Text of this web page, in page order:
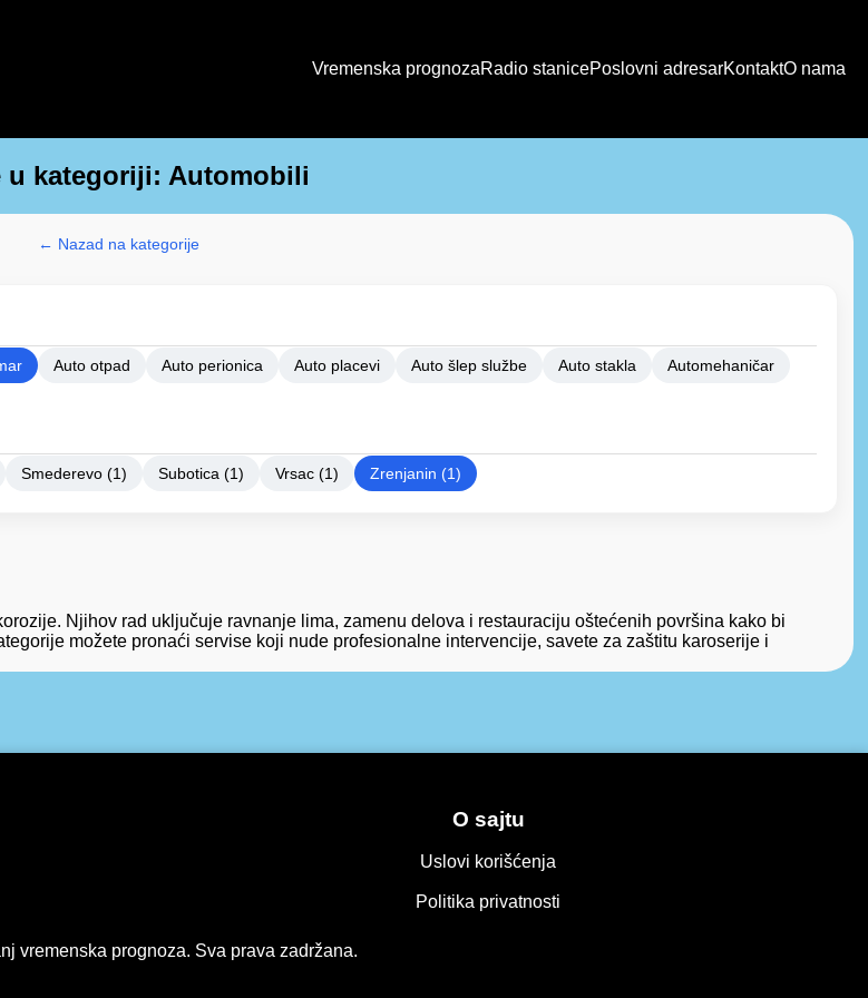
Vremenska prognozaRadio stanicePoslovni adresarKontaktO nama
u kategoriji: Automobili
← Nazad na kategorije
Auto otpad Auto perionica Auto placevi Auto šlep službe Auto stakla
Automehaničar
Smederevo (1) Subotica (1) Vrsac (1) Zrenjanin (1)
Njihov rad uključuje ravnanje lima, zamenu delova i restauraciju oštećenih površina kako bi
možete pronaći servise koji nude profesionalne intervencije, savete za zaštitu karoserije i
O sajtu
Uslovi korišćenja
Politika privatnosti
vremenska prognoza. Sva prava zadržana.